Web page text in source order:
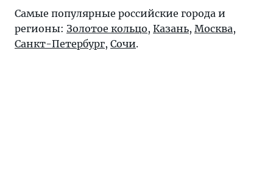
Самые популярные российские города и
регионы: Золотое кольцо, Казань, Москва,
Санкт-Петербург, Сочи.